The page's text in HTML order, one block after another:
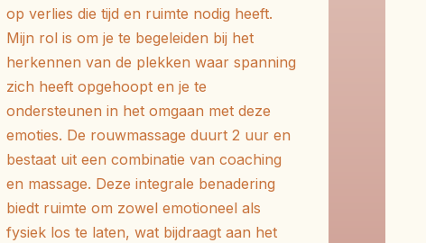
op verlies die tijd en ruimte nodig heeft.
Mijn rol is om je te begeleiden bij het
herkennen van de plekken waar spanning
zich heeft opgehoopt en je te
ondersteunen in het omgaan met deze
emoties. De rouwmassage duurt 2 uur en
bestaat uit een combinatie van coaching
en massage. Deze integrale benadering
biedt ruimte om zowel emotioneel als
fysiek los te laten, wat bijdraagt aan het